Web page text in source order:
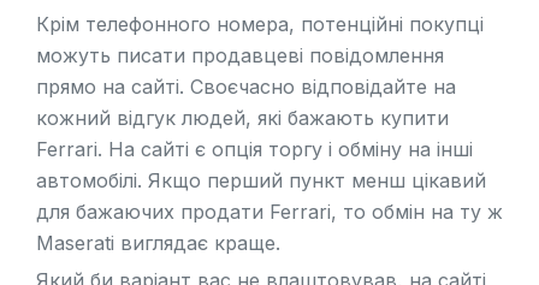
Крім телефонного номера, потенційні покупці
можуть писати продавцеві повідомлення
прямо на сайті. Своєчасно відповідайте на
кожний відгук людей, які бажають купити
Ferrari. На сайті є опція торгу і обміну на інші
автомобілі. Якщо перший пункт менш цікавий
для бажаючих продати Ferrari, то обмін на ту ж
Maserati виглядає краще.